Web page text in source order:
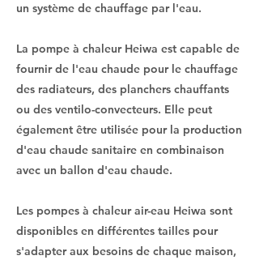
un système de chauffage par l'eau.
La pompe à chaleur Heiwa est capable de
fournir de l'eau chaude pour le chauffage
des radiateurs, des planchers chauffants
ou des ventilo-convecteurs. Elle peut
également être utilisée pour la production
d'eau chaude sanitaire en combinaison
avec un ballon d'eau chaude.
Les pompes à chaleur air-eau Heiwa sont
disponibles en différentes tailles pour
s'adapter aux besoins de chaque maison,